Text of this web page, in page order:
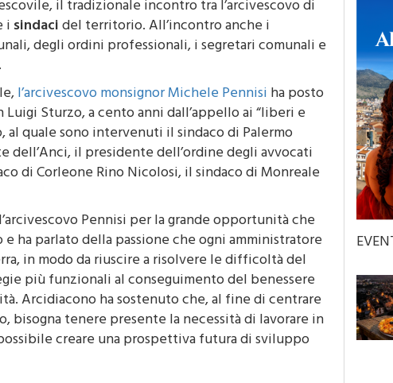
il tradizionale incontro tra l’arcivescovo di
isindacidel territorio. All’incontro anche i
degli ordini professionali, i segretari comunali e
l’arcivescovo monsignor Michele Pennisiha posto
Sturzo, a cento anni dall’appello ai “liberi e
quale sono intervenuti il sindaco di Palermo
dell’Anci, il presidente dell’ordine degli avvocati
di Corleone Rino Nicolosi, il sindaco di Monreale
Pennisi per la grande opportunità che
ha parlato della passione che ogni amministratore
in modo da riuscire a risolvere le difficoltà del
più funzionali al conseguimento del benessere
Arcidiacono ha sostenuto che, al fine di centrare
tenere presente la necessità di lavorare in
creare una prospettiva futura di sviluppo